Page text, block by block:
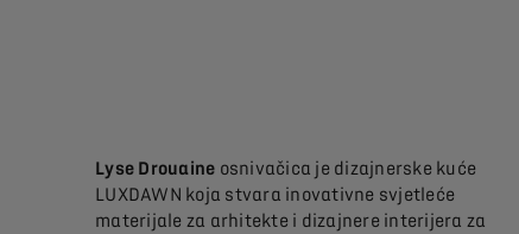
Lyse Drouaine osnivačica je dizajnerske kuće
LUXDAWN koja stvara inovativne svjetleće
materijale za arhitekte i dizajnere interijera za